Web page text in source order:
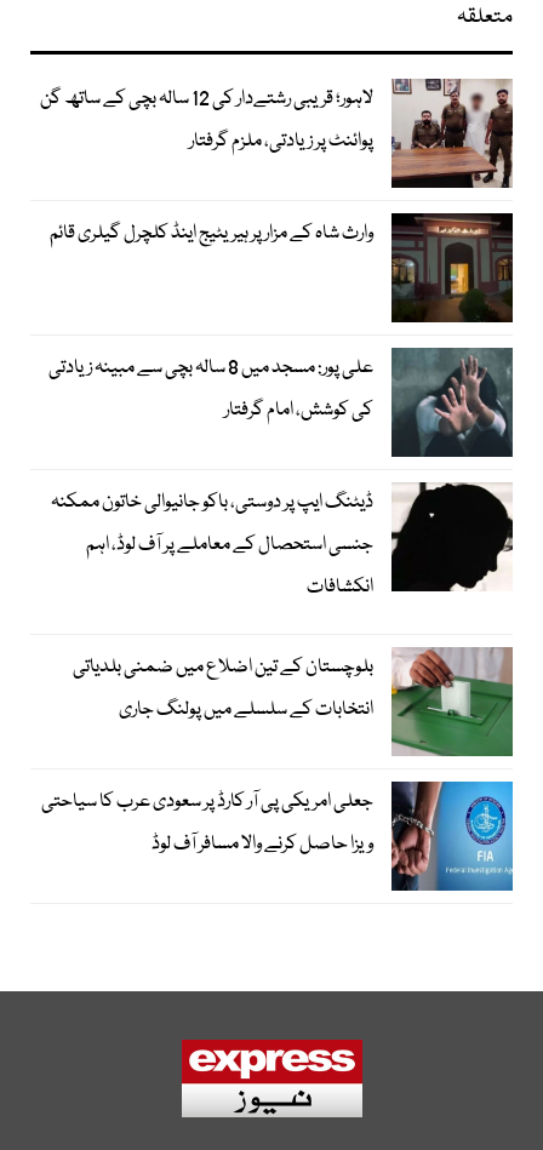
متعلقہ
لاہور؛ قریبی رشتےدار کی 12 سالہ بچی کے ساتھ گن
پوائنٹ پر زیادتی، ملزم گرفتار
وارث شاہ کے مزار پر ہیریٹیج اینڈ کلچرل گیلری قائم
علی پور: مسجد میں 8 سالہ بچی سے مبینہ زیادتی
کی کوشش، امام گرفتار
ڈیٹنگ ایپ پر دوستی، باکو جانیوالی خاتون ممکنہ
جنسی استحصال کے معاملے پر آف لوڈ، اہم
انکشافات
بلوچستان کے تین اضلاع میں ضمنی بلدیاتی
انتخابات کے سلسلے میں پولنگ جاری
جعلی امریکی پی آر کارڈ پر سعودی عرب کا سیاحتی
ویزا حاصل کرنے والا مسافر آف لوڈ